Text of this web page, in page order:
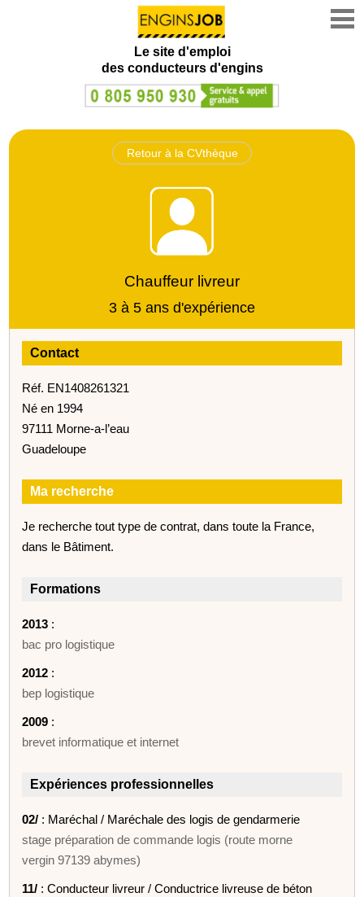
Le site d'emploi
des conducteurs d'engins
Retour à la CVthèque
Chauffeur livreur
3 à 5 ans d'expérience
Contact
Réf. EN1408261321
Né en 1994
97111 Morne-a-l’eau
Guadeloupe
Ma recherche
Je recherche tout type de contrat, dans toute la France,
dans le Bâtiment.
Formations
2013 :
bac pro logistique
2012 :
bep logistique
2009 :
brevet informatique et internet
Expériences professionnelles
02/ : Maréchal / Maréchale des logis de gendarmerie
stage préparation de commande logis (route morne
vergin 97139 abymes)
11/ : Conducteur livreur / Conductrice livreuse de béton